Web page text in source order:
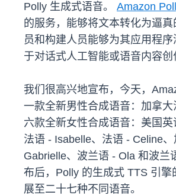
Polly 生成式语音。 Amazon
的服务，能够将文本转化为逼
员和构建人员能够为其应用程
于对话式人工智能或语音内容创
我们很高兴地宣布，今天，
一款全新男性合成语音：加拿大
六款全新女性合成语音：美国
法语 - Isabelle、法语 - Celine
Gabrielle、波兰语 - Ola 和波兰
布后，Polly 的生成式 TTS 引擎
展至二十七种不同语音。